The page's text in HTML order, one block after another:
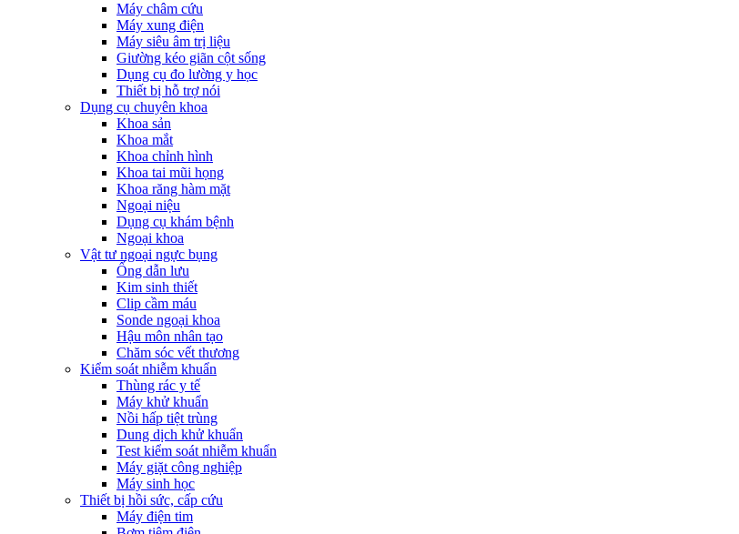
Máy châm cứu
Máy xung điện
Máy siêu âm trị liệu
Giường kéo giãn cột sống
Dụng cụ đo lường y học
Thiết bị hỗ trợ nói
Dụng cụ chuyên khoa
Khoa sản
Khoa mắt
Khoa chỉnh hình
Khoa tai mũi họng
Khoa răng hàm mặt
Ngoại niệu
Dụng cụ khám bệnh
Ngoại khoa
Vật tư ngoại ngực bụng
Ống dẫn lưu
Kim sinh thiết
Clip cầm máu
Sonde ngoại khoa
Hậu môn nhân tạo
Chăm sóc vết thương
Kiểm soát nhiễm khuẩn
Thùng rác y tế
Máy khử khuẩn
Nồi hấp tiệt trùng
Dung dịch khử khuẩn
Test kiểm soát nhiễm khuẩn
Máy giặt công nghiệp
Máy sinh học
Thiết bị hồi sức, cấp cứu
Máy điện tim